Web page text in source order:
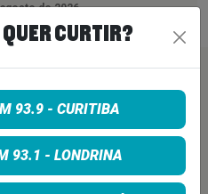
de 2026
rolar na minha
os campos abaixo:
CURTIR?
93.9 - CURITIBA
93.1 - LONDRINA